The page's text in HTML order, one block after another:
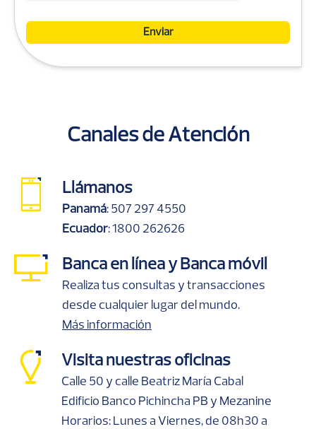
Canales de Atención
Llámanos
Panamá: 507 297 4550
Ecuador:1800 262626
Banca en línea y Banca móvil
Realiza tus consultas y transacciones
desde cualquier lugar del mundo.
Más información
Visita nuestras oficinas
Calle 50 y calle Beatriz María Cabal
Edificio Banco Pichincha PB y Mezanine
Horarios: Lunes a Viernes, de 08h30 a